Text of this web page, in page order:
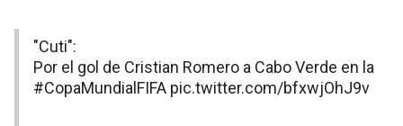
"Cuti":
Por el gol de Cristian Romero a Cabo Verde en la
#CopaMundialFIFA pic.twitter.com/bfxwjOhJ9v